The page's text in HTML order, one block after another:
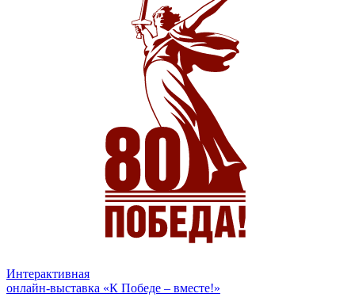
Интерактивная
онлайн-выставка «К Победе – вместе!»